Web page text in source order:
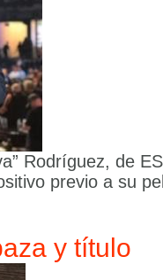
Rodríguez, de
previo a su
y título